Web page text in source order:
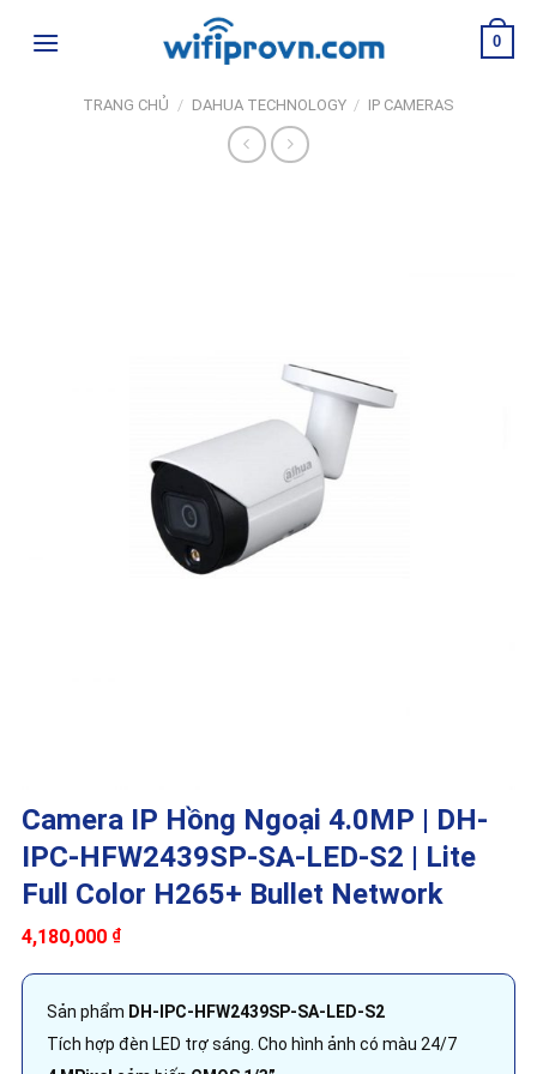
0
TRANG CHỦ / DAHUA TECHNOLOGY / IP CAMERAS
Camera IP Hồng Ngoại 4.0MP | DH-
IPC-HFW2439SP-SA-LED-S2 | Lite
Full Color H265+ Bullet Network
4,180,000 ₫
Sản phẩm DH-IPC-HFW2439SP-SA-LED-S2
Tích hợp đèn LED trợ sáng. Cho hình ảnh có màu 24/7